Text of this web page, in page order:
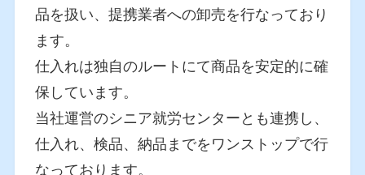
品を扱い、提携業者への卸売を行なっており
ます。
仕入れは独自のルートにて商品を安定的に確
保しています。
当社運営のシニア就労センターとも連携し、
仕入れ、検品、納品までをワンストップで行
なっております。